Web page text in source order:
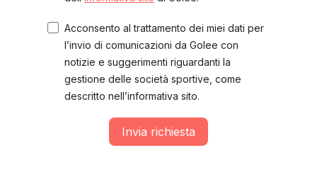
Acconsento al trattamento dei miei dati per
l’invio di comunicazioni da Golee con
notizie e suggerimenti riguardanti la
gestione delle società sportive, come
descritto nell’informativa sito.
Invia richiesta